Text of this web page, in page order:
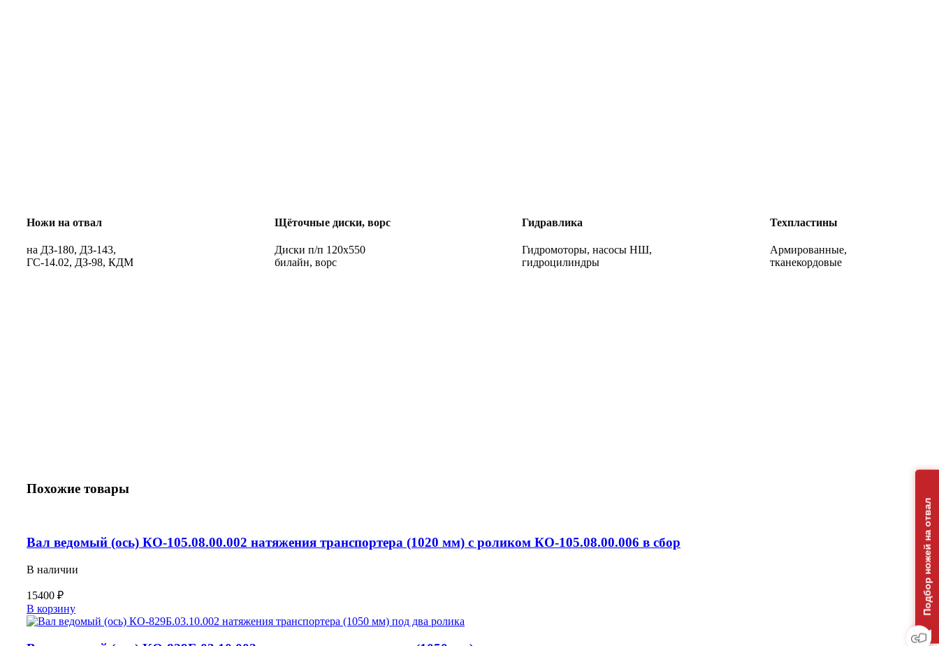
Ножи на отвал
на ДЗ-180, ДЗ-143,
ГС-14.02, ДЗ-98, КДМ
Щёточные диски, ворс
Диски п/п 120х550
билайн, ворс
Гидравлика
Гидромоторы, насосы НШ,
гидроцилиндры
Техпластины
Армированные,
тканекордовые
Похожие товары
Вал ведомый (ось) КО-105.08.00.002 натяжения транспортера (1020 мм) с роликом КО-105.08.00.006 в сбор
В наличии
15400 ₽
Количество
товара
В корзину Подбор ножей на отвал